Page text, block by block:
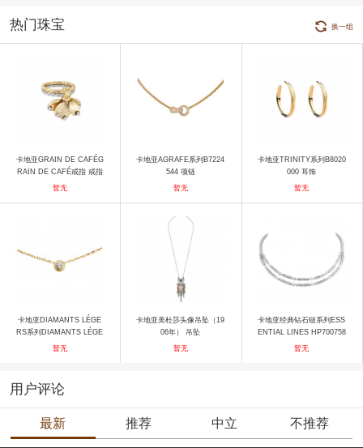
热门珠宝 换一组
卡地亚GRAIN DE CAFÉG
RAIN DE CAFÉ戒指 戒指
暂无
卡地亚AGRAFE系列B7224
544 项链
暂无
卡地亚TRINITY系列B8020
000 耳饰
暂无
卡地亚DIAMANTS LÉGE
RS系列DIAMANTS LÉGE
RS B7215500 项链
暂无
卡地亚美杜莎头像吊坠（19
06年） 吊坠
暂无
卡地亚经典钻石链系列ESS
ENTIAL LINES HP700758
项链
暂无
用户评论
最新 推荐 中立 不推荐